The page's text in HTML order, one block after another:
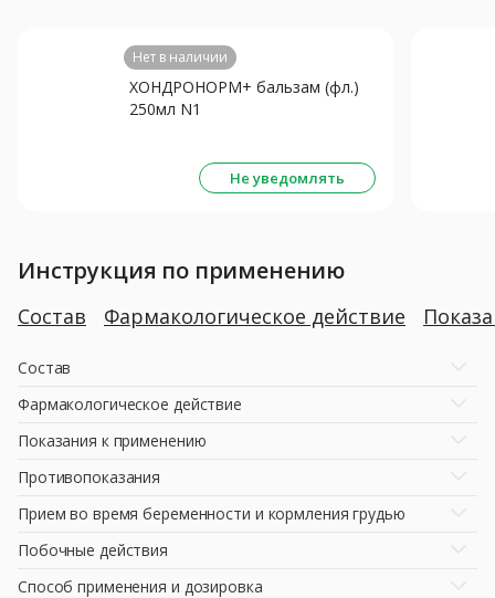
Нет в наличии
ХОНДРОНОРМ+ бальзам (фл.)
250мл N1
Не уведомлять
Инструкция по применению
Состав Фармакологическое действие
Состав
Фармакологическое действие
Показания к применению
Противопоказания
Прием во время беременности и кормления грудью
Побочные действия
Способ применения и дозировка